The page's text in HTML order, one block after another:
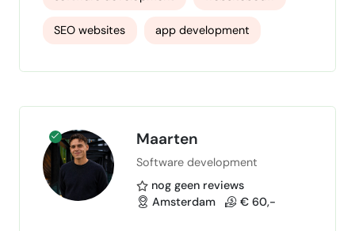
Development (Business, Portfolio, E-
commerce) - Custom Web Applications -
Optimization - WordPress Development -
focus is on…
SEO websites app development
Maarten
Software development
nog geen reviews
Amsterdam
€ 60,-